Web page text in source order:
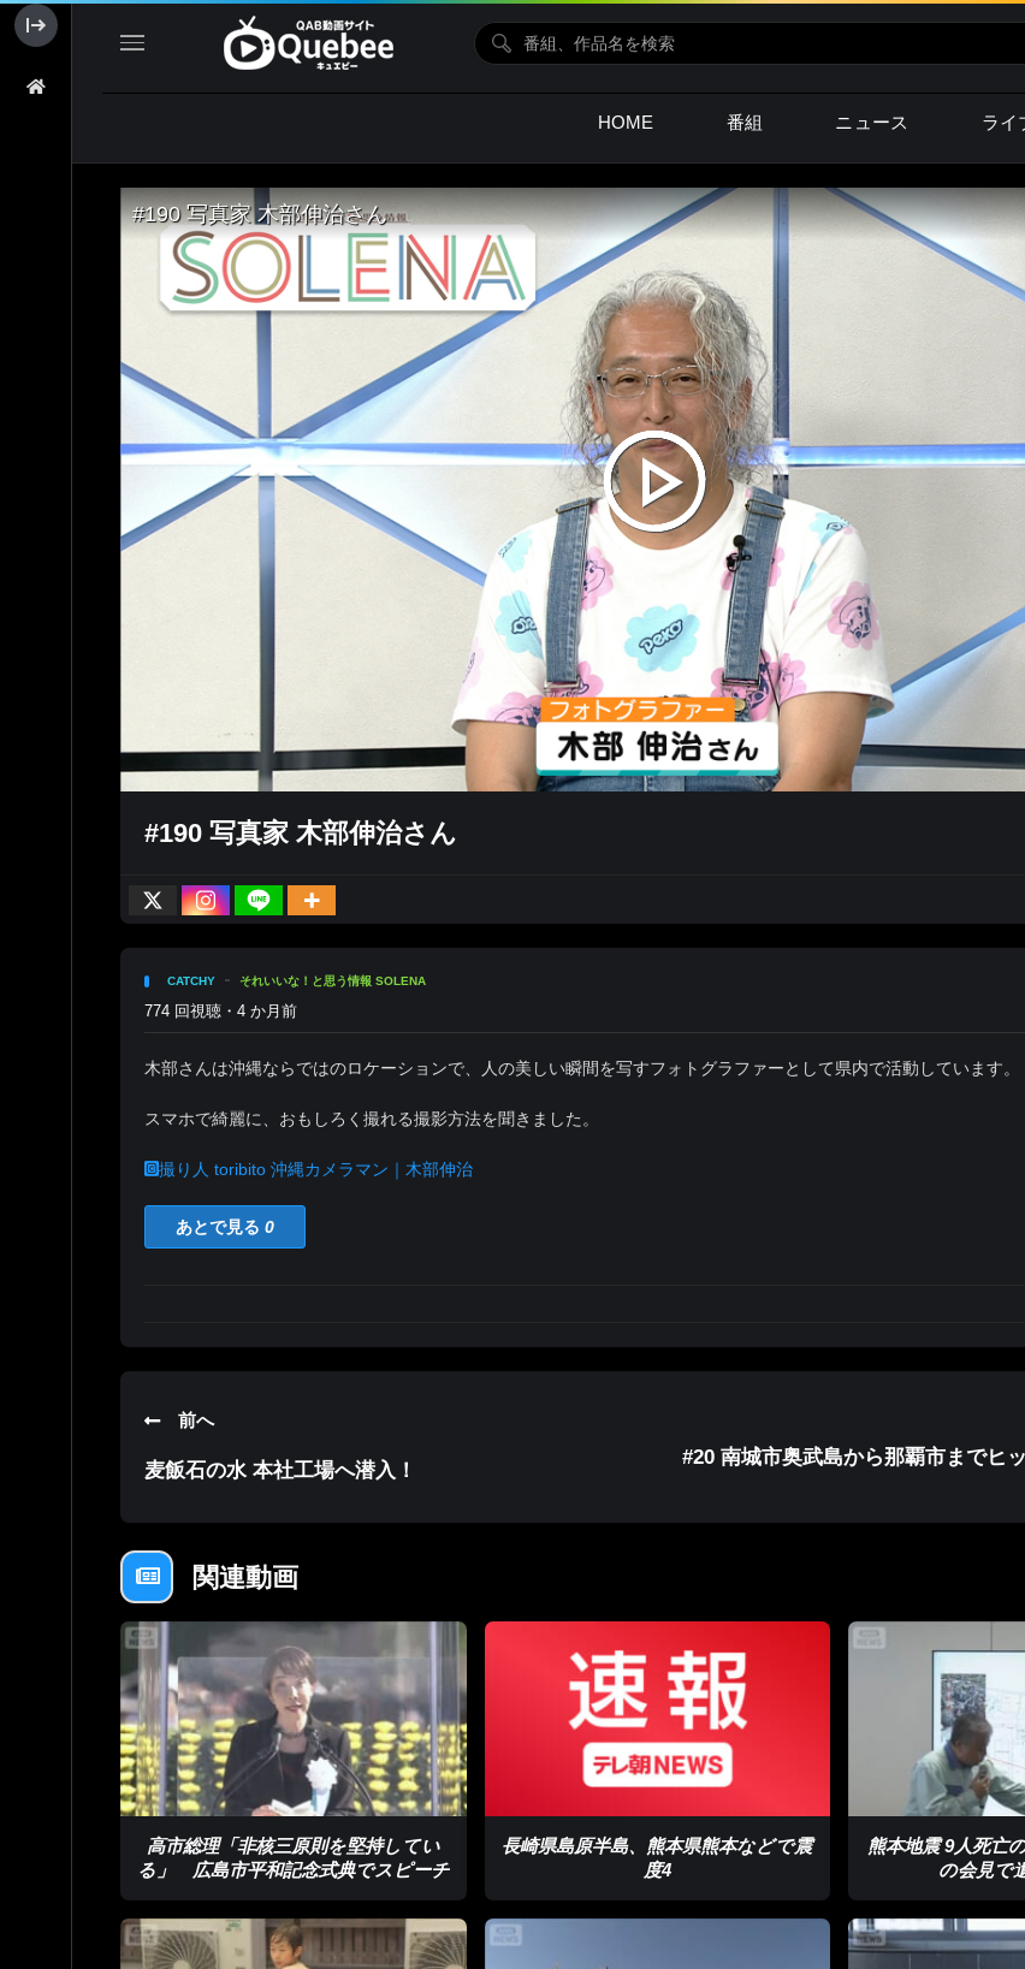
HOME 番組 ニュース ライ
#190 写真家 木部伸治さん
#190 写真家 木部伸治さん
CATCHY それいいな！と思う情報 SOLENA
774 回視聴・4 か月前
木部さんは沖縄ならではのロケーションで、人の美しい瞬間を写すフォトグラファーとして県内で活動しています。
スマホで綺麗に、おもしろく撮れる撮影方法を聞きました。
撮り人 toribito 沖縄カメラマン｜木部伸治
あとで見る 0
前へ
麦飯石の水 本社工場へ潜入！
#20 南城市奥武島から那覇市までヒ
関連動画
高市総理「非核三原則を堅持してい
る」 広島市平和記念式典でスピーチ
長崎県島原半島、熊本県熊本などで震
度4
熊本地震 9人死亡
の会見で